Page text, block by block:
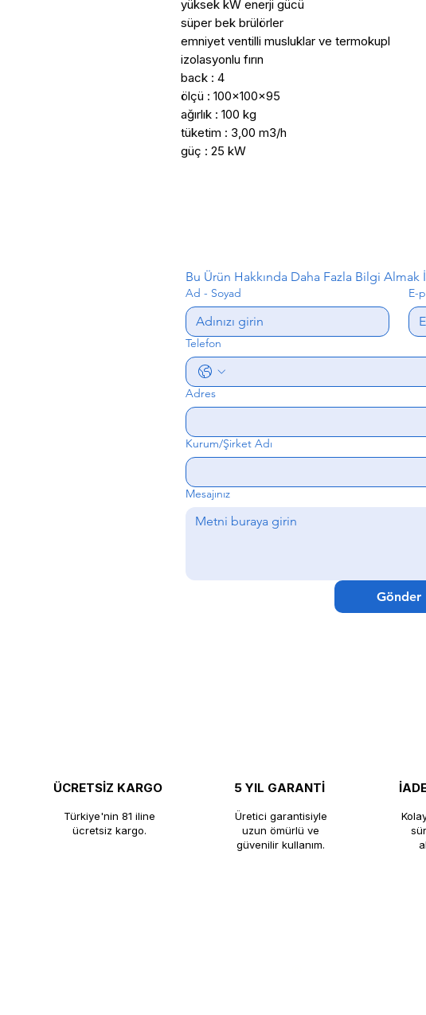
yüksek kW enerji gücü
süper bek brülörler
emniyet ventilli musluklar ve termokupl
izolasyonlu fırın
back : 4
ölçü : 100x100x95
ağırlık : 100 kg
tüketim : 3,00 m3/h
güç : 25 kW
Bu Ürün Hakkında Daha Fazla Bilgi Almak
Ad - Soyad E-
Telefon
Adres
Kurum/Şirket Adı
Mesajınız
Gönder
ÜCRETSİZ KARGO
Türkiye'nin 81 iline
ücretsiz kargo.
5 YIL GARANTİ
Üretici garantisiyle
uzun ömürlü ve
güvenilir kullanım.